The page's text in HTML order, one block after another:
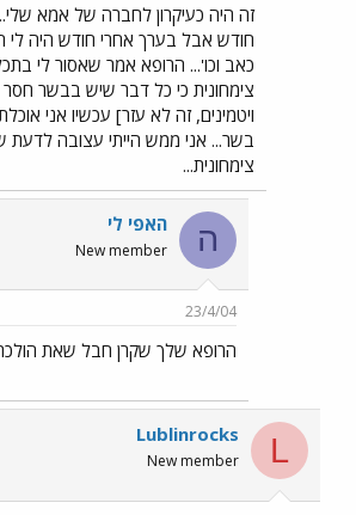
זה היה כעיקרון לחברה של אמא שלי...
כאב וכו'... הרופא אמר שאסור לי
צימחונית כי כל דבר שיש בבשר חסר
ויטמינים, זה לא עזר] עכשיו אני
בשר... אני ממש הייתי עצובה לדעת
צימחונית...
ה האפי לי
New member
23/4/04
הרופא שלך שקרן חבל שאת
L
Lublinrocks
New member